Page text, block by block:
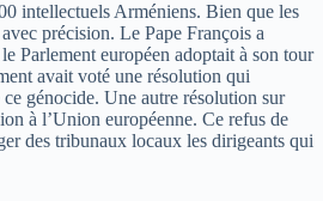
intellectuels Arméniens. Bien que les
précision. Le Pape François a
Parlement européen adoptait à son tour
avait voté une résolution qui
génocide. Une autre résolution sur
à l’Union européenne. Ce refus de
des tribunaux locaux les dirigeants qui